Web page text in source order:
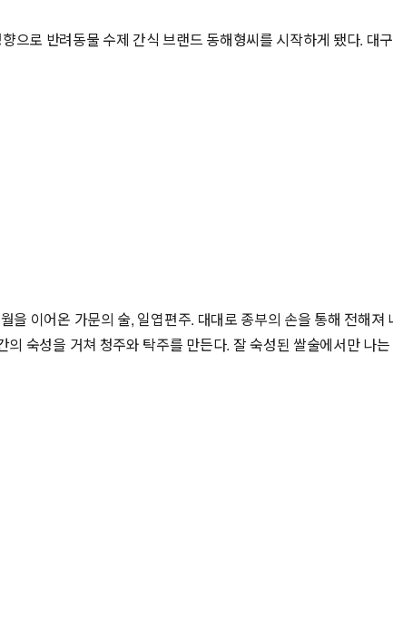
으로 반려동물 수제 간식 브랜드 동해형씨를 시작하게 됐다. 대
이어온 가문의 술, 일엽편주. 대대로 종부의 손을 통해 전해
숙성을 거쳐 청주와 탁주를 만든다. 잘 숙성된 쌀술에서만 나